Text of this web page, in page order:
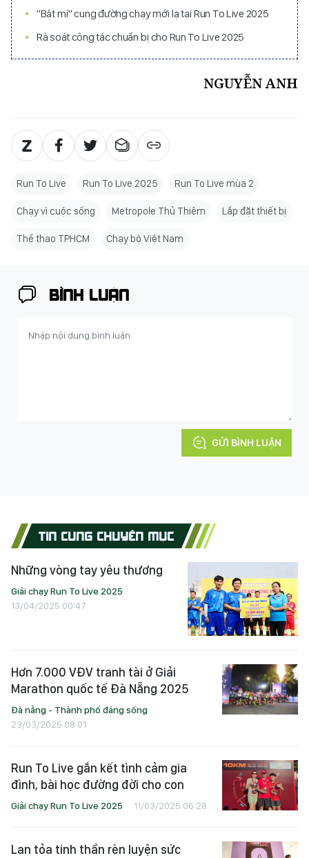
"Bật mí" cung đường chạy mới lạ tại Run To Live 2025
Rà soát công tác chuẩn bị cho Run To Live 2025
NGUYỄN ANH
Run To Live Run To Live 2025 Run To Live mùa 2
Chạy vì cuộc sống Metropole Thủ Thiêm Lắp đặt thiết bị
Thể thao TPHCM Chạy bộ Việt Nam
BÌNH LUẬN
GỬI BÌNH LUẬN
TIN CÙNG CHUYÊN MỤC
Những vòng tay yêu thương
Giải chạy Run To Live 2025
13/04/2025 00:47
Hơn 7.000 VĐV tranh tài ở Giải
Marathon quốc tế Đà Nẵng 2025
Đà nẵng - Thành phố đáng sống
23/03/2025 08:01
Run To Live gắn kết tình cảm gia
đình, bài học đường đời cho con
Giải chạy Run To Live 2025 11/03/2025 06:28
Lan tỏa tinh thần rèn luyện sức